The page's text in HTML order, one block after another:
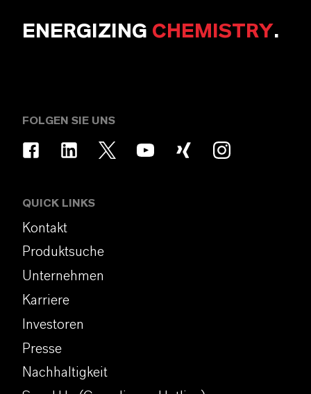
ENERGIZING CHEMISTRY.
FOLGEN SIE UNS
QUICK LINKS
Kontakt
Produktsuche
Unternehmen
Karriere
Investoren
Presse
Nachhaltigkeit